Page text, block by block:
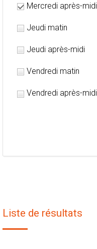
Mercredi après-midi
Jeudi matin
Jeudi après-midi
Vendredi matin
Vendredi après-midi
Liste de résultats